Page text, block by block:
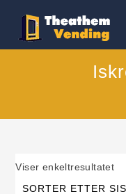
Viser enkeltresultatet